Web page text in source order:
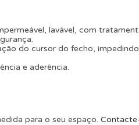
lavável, com
do cursor do fecho,
e aderência.
para o seu espaço.